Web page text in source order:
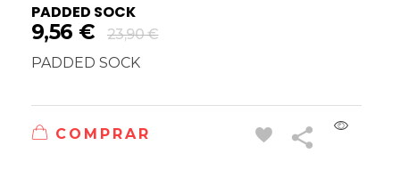
PADDED SOCK
9,56 € 23,90€
PADDED SOCK
COMPRAR